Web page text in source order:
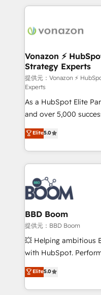
l'international, nous
delà d’une simple
➤ L’intégration de
pour aligner les
support client (data
audit et maintenance) ➤ La création de sites internet
de conversion qui
opportunités d'affaires ➤ La mise en place
stratégies d'acquisition
inbound,
emailing) Informations clés : - 10 ans d'expérience -
100+ intégrations
experts conseil - 150
cumulées
Vonazon ⚡
Strategy Experts
提供元：Vonazon ⚡
Experts
As a HubSpot Elite
and over 5,000
Vonazon turns
measurable, scalable
enterprise-grade
builds scalable
revenue. ⚙️ HubSpot Integration & Optimization •
Seamless CRM, CMS,
Complex platform
Custom APIs and third-
End Revenue
pipeline growth
and CRM
Execution • 750+
implementations •
Elite5.0
BBD Boom
提供元：BBD Boom
💥 Helping ambitious
with HubSpot.
BBD Boom is the
to HubSpot Better.
solve all your
Elite5.0